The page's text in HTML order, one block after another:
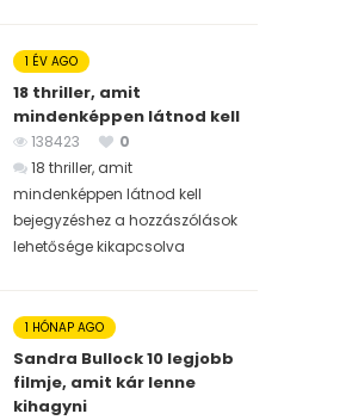
1 ÉV AGO
18 thriller, amit
mindenképpen látnod kell
138423
0
18 thriller, amit
mindenképpen látnod kell
bejegyzéshez a hozzászólások
lehetősége kikapcsolva
1 HÓNAP AGO
Sandra Bullock 10 legjobb
filmje, amit kár lenne
kihagyni